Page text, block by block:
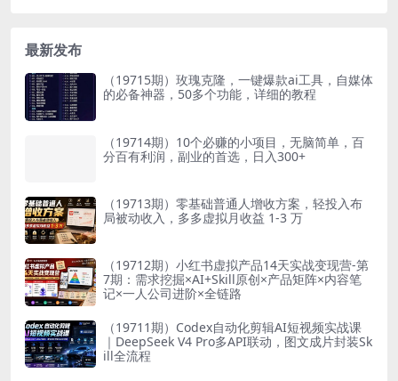
最新发布
（19715期）玫瑰克隆，一键爆款ai工具，自媒体
的必备神器，50多个功能，详细的教程
（19714期）10个必赚的小项目，无脑简单，百
分百有利润，副业的首选，日入300+
（19713期）零基础普通人增收方案，轻投入布
局被动收入，多多虚拟月收益 1-3 万
（19712期）小红书虚拟产品14天实战变现营-第
7期：需求挖掘×AI+Skill原创×产品矩阵×内容笔
记×一人公司进阶×全链路
（19711期）Codex自动化剪辑AI短视频实战课
｜DeepSeek V4 Pro多API联动，图文成片封装Sk
ill全流程